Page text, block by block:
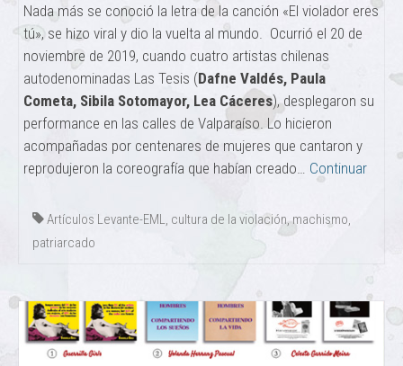
Nada más se conoció la letra de la canción «El violador eres
tú», se hizo viral y dio la vuelta al mundo. Ocurrió el 20 de
noviembre de 2019, cuando cuatro artistas chilenas
autodenominadas Las Tesis (Dafne Valdés, Paula
Cometa, Sibila Sotomayor, Lea Cáceres), desplegaron su
performance en las calles de Valparaíso. Lo hicieron
acompañadas por centenares de mujeres que cantaron y
reprodujeron la coreografía que habían creado… Continuar
Artículos Levante-EML, cultura de la violación,machismo,
patriarcado